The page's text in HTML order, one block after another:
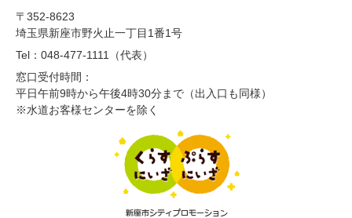
〒352-8623
埼玉県新座市野火止一丁目1番1号
Tel：048-477-1111（代表）
窓口受付時間：
平日午前9時から午後4時30分まで（出入口も同様）
※水道お客様センターを除く